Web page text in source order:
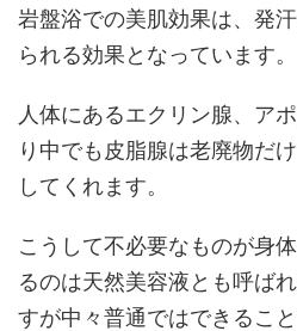
岩盤浴での美肌効果は、発
られる効果となっています。
人体にあるエクリン腺、ア
り中でも皮脂腺は老廃物だ
してくれます。
こうして不必要なものが身
るのは天然美容液とも呼ば
すが中々普通ではできるこ